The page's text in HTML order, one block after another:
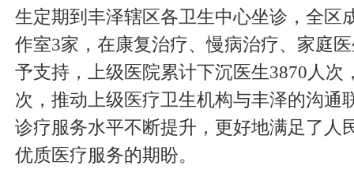
生定期到丰泽辖区各卫生中心坐诊，全区
作室3家，在康复治疗、慢病治疗、家庭
予支持，上级医院累计下沉医生3870人次
次，推动上级医疗卫生机构与丰泽的沟通
诊疗服务水平不断提升，更好地满足了人
优质医疗服务的期盼。